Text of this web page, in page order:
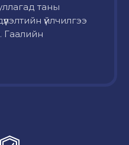
таны
үйлчилгээ
Гаалийн